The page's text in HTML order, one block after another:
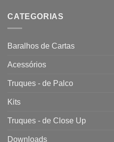
CATEGORIAS
Baralhos de Cartas
Acessórios
Truques - de Palco
Kits
Truques - de Close Up
Downloads